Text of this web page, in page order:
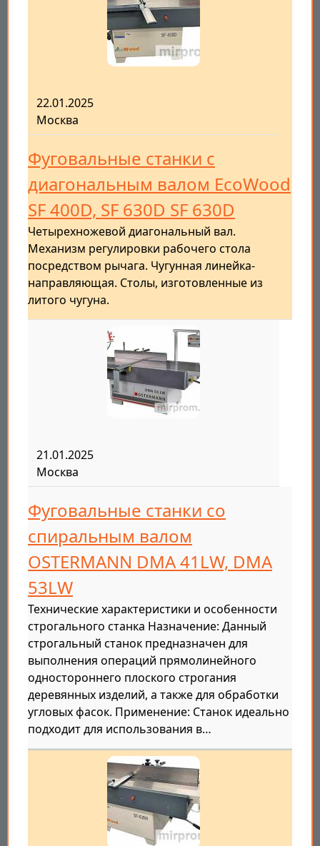
22.01.2025
Москва
Фуговальные станки с
диагональным валом EcoWood
SF 400D, SF 630D SF 630D
Четырехножевой диагональный вал.
Механизм регулировки рабочего стола
посредством рычага. Чугунная линейка-
направляющая. Столы, изготовленные из
литого чугуна.
21.01.2025
Москва
Фуговальные станки со
спиральным валом
OSTERMANN DMA 41LW, DMA
53LW
Технические характеристики и особенности
строгального станка Назначение: Данный
строгальный станок предназначен для
выполнения операций прямолинейного
одностороннего плоского строгания
деревянных изделий, а также для обработки
угловых фасок. Применение: Станок идеально
подходит для использования в…